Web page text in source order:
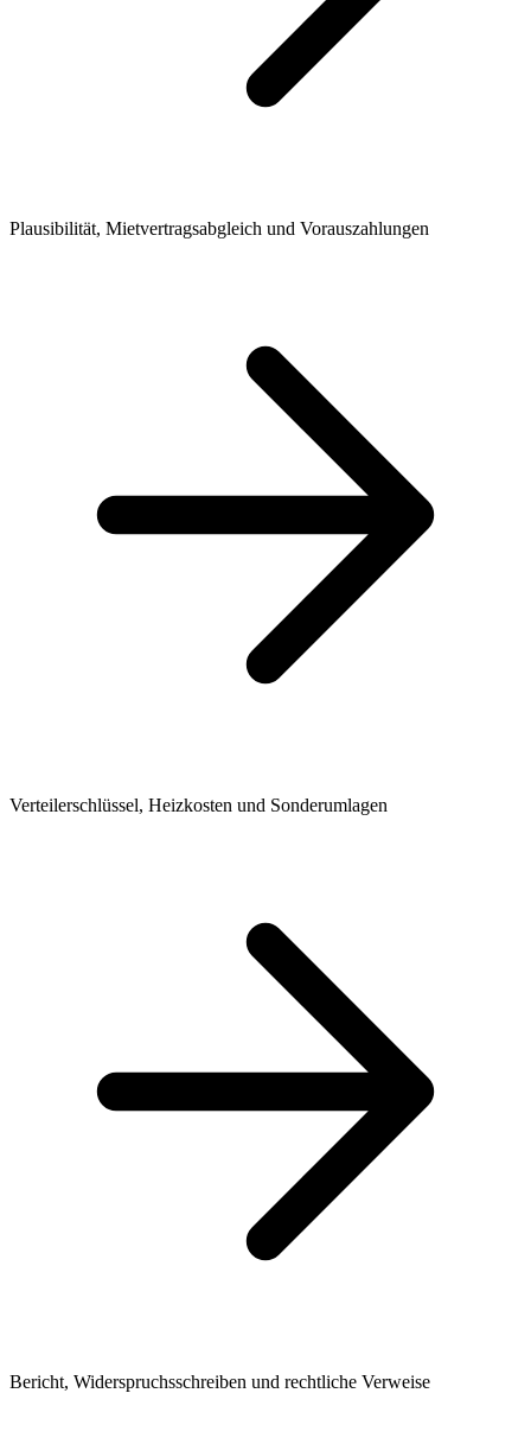
Plausibilität, Mietvertragsabgleich und Vorauszahlungen
Verteilerschlüssel, Heizkosten und Sonderumlagen
Bericht, Widerspruchsschreiben und rechtliche Verweise